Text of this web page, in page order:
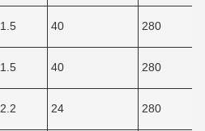
1.5 40 280
1.5 40 280
2.2 24 280